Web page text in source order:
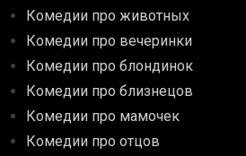
Комедии про животных
Комедии про вечеринки
Комедии про блондинок
Комедии про близнецов
Комедии про мамочек
Комедии про отцов